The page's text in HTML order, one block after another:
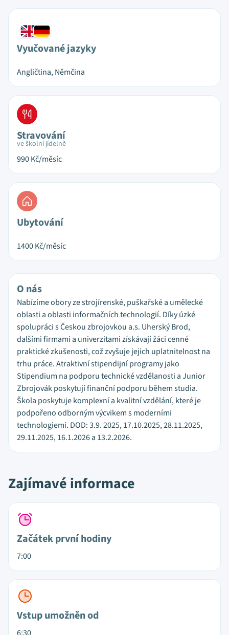
Vyučované jazyky
Angličtina, Němčina
Stravování
ve školní jídelně
990Kč/měsíc
Ubytování
1400Kč/měsíc
O nás
Nabízíme obory ze strojírenské, puškařské a umělecké
oblasti a oblasti informačních technologií. Díky úzké
spolupráci s Českou zbrojovkou a.s. Uherský Brod,
dalšími firmami a univerzitami získávají žáci cenné
praktické zkušenosti, což zvyšuje jejich uplatnitelnost na
trhu práce. Atraktivní stipendijní programy jako
Stipendium na podporu technické vzdělanosti a Junior
Zbrojovák poskytují finanční podporu během studia.
Škola poskytuje komplexní a kvalitní vzdělání, které je
podpořeno odborným výcvikem s moderními
technologiemi. DOD: 3.9. 2025, 17.10.2025, 28.11.2025,
29.11.2025, 16.1.2026 a 13.2.2026.
Zajímavé informace
Začátek první hodiny
7:00
Vstup umožněn od